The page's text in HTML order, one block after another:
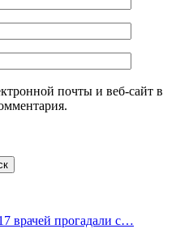
почты и веб-сайт в
врачей прогадали с…